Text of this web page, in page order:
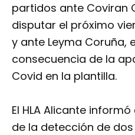
partidos ante Coviran
disputar el próximo
y ante Leyma Coruña,
consecuencia de la
Covid en la plantilla.
El HLA Alicante
de la detección de